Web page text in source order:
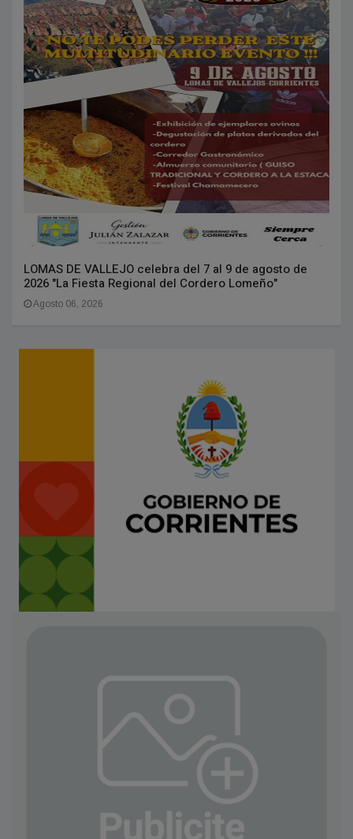
LOMAS DE VALLEJO celebra del 7 al 9 de agosto de
2026 "La Fiesta Regional del Cordero Lomeño"
Agosto 06, 2026